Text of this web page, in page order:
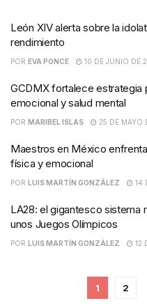
León XIV alerta sobre la
rendimiento
POR EVA PONCE 10 DE JUNIO DE
GCDMX fortalece estrategia
emocional y salud mental
POR MARIBEL ISLAS 25 DE MAYO
Maestros en México
física y emocional
POR LUIS MARTÍN GONZÁLEZ 14
LA28: el gigantesco sistema
unos Juegos Olímpicos
POR LUIS MARTÍN GONZÁLEZ 12
1 2